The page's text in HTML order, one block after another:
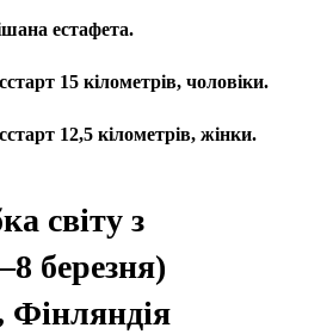
естафета.
15 кілометрів, чоловіки.
12,5 кілометрів, жінки.
світу з
березня)
Фінляндія